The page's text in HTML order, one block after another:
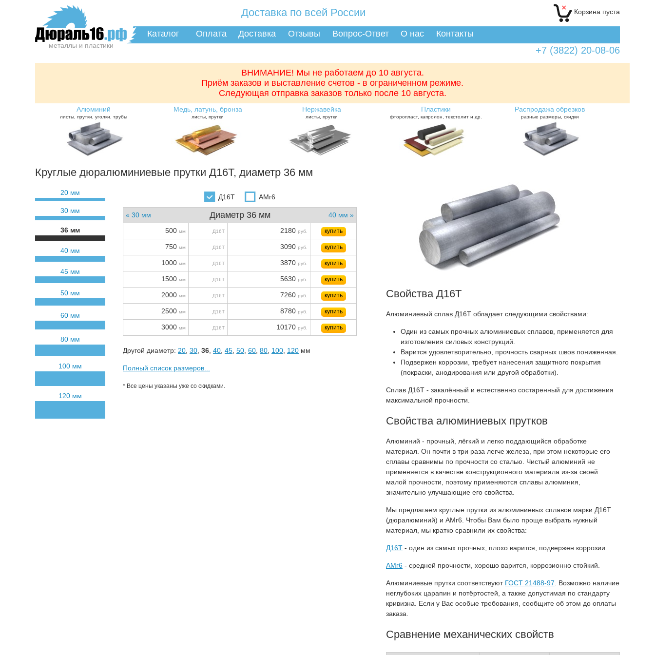
Доставка по всей России × Корзина пуста
+7 (3822) 20-08-06
металлы и пластики
Каталог Оплата Доставка Отзывы Вопрос-Ответ О нас Контакты
ВНИМАНИЕ! Мы не работаем до 10 августа.
Приём заказов и выставление счетов - в ограниченном режиме.
Следующая отправка заказов только после 10 августа.
Алюминий
листы, прутки, уголки, трубы
Медь, латунь, бронза
листы, прутки
Нержавейка
листы, прутки
Пластики
фторопласт, капролон, текстолит и др.
Распродажа обрезков
разные размеры, скидки
Круглые дюралюминиевые прутки Д16Т, диаметр 36 мм
20 мм
30 мм
36 мм
40 мм
45 мм
50 мм
60 мм
80 мм
100 мм
120 мм
Д16Т АМг6
« 30 мм Диаметр 36 мм
40 мм »
500 мм Д16Т 2180 руб. купить
750 мм Д16Т 3090 руб. купить
1000 мм Д16Т 3870 руб. купить
1500 мм Д16Т 5630 руб. купить
2000 мм Д16Т 7260 руб. купить
2500 мм Д16Т 8780 руб. купить
3000 мм Д16Т 10170 руб. купить
Другой диаметр: 20 30 36 40 45 50 60 80 100 120 мм
Полный список размеров...
* Все цены указаны уже со скидками.
Свойства Д16Т
Алюминиевый сплав Д16Т обладает следующими свойствами:
Один из самых прочных алюминиевых сплавов, применяется для
изготовления силовых конструкций.
Варится удовлетворительно, прочность сварных швов пониженная.
Подвержен коррозии, требует нанесения защитного покрытия
(покраски, анодирования или другой обработки).
Сплав Д16Т - закалённый и естественно состаренный для достижения
максимальной прочности.
Свойства алюминиевых прутков
Алюминий - прочный, лёгкий и легко поддающийся обработке
материал. Он почти в три раза легче железа, при этом некоторые его
сплавы сравнимы по прочности со сталью. Чистый алюминий не
применяется в качестве конструкционного материала из-за своей
малой прочности, поэтому применяются сплавы алюминия,
значительно улучшающие его свойства.
Мы предлагаем круглые прутки из алюминиевых сплавов марки Д16Т
(дюралюминий) и АМг6. Чтобы Вам было проще выбрать нужный
материал, мы кратко сравнили их свойства:
Д16Т - один из самых прочных, плохо варится, подвержен коррозии.
АМг6 - средней прочности, хорошо варится, коррозионно стойкий.
Алюминиевые прутки соответствуют ГОСТ 21488-97 . Возможно наличие
неглубоких царапин и потёртостей, а также допустимая по стандарту
кривизна. Если у Вас особые требования, сообщите об этом до оплаты
заказа.
Сравнение механических свойств